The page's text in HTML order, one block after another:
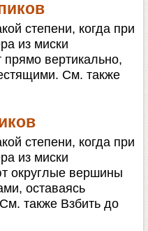
степени, когда при
из миски
прямо вертикально,
См. также
степени, когда при
из миски
округлые вершины
оставаясь
также Взбить до